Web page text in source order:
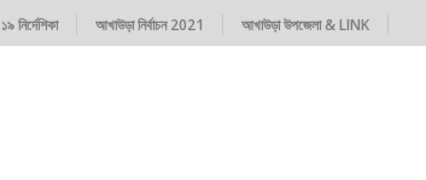
নির্দেশিকা আখাউড়া নির্বাচন 2021 আখাউড়া উপজেলা & LINK